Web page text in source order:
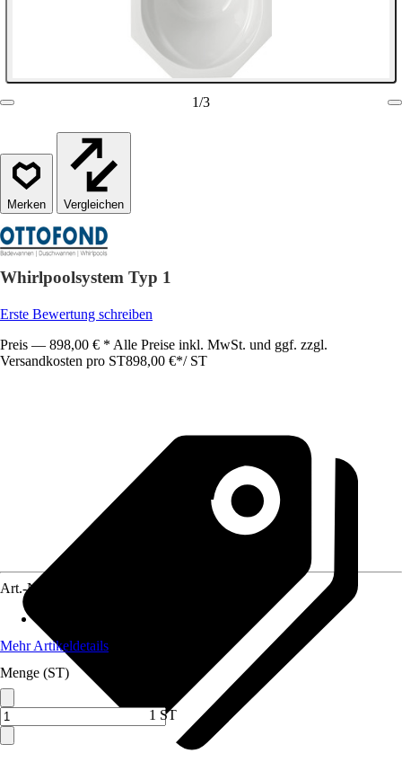
1/3
Vergleichen
Whirlpoolsystem Typ 1
Erste Bewertung schreiben
Preis — 898,00 € * Alle Preise inkl. MwSt. und ggf. zzgl.
Versandkosten pro ST898,00 €*/ ST
Art.-Nr.
Mehr Artikeldetails
Menge (ST)
1 ST